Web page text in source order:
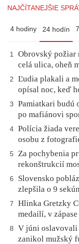
NAJČÍTANEJŠIE
4 hodiny 24 hodín
1
Obrovský požiar
celá ulica, oheň
2
Ľudia plakali a
opísal noc, keď
3
Pamiatkari budú
po mafiánovi
4 Polícia žiada
osobu z
5
Za pochybenia
rekonštrukcií
6
Slovensko
zlepšila o 9
7
Hlinka Gretzky
medailí, v
8
V júni oslavovali
zanikol mužský